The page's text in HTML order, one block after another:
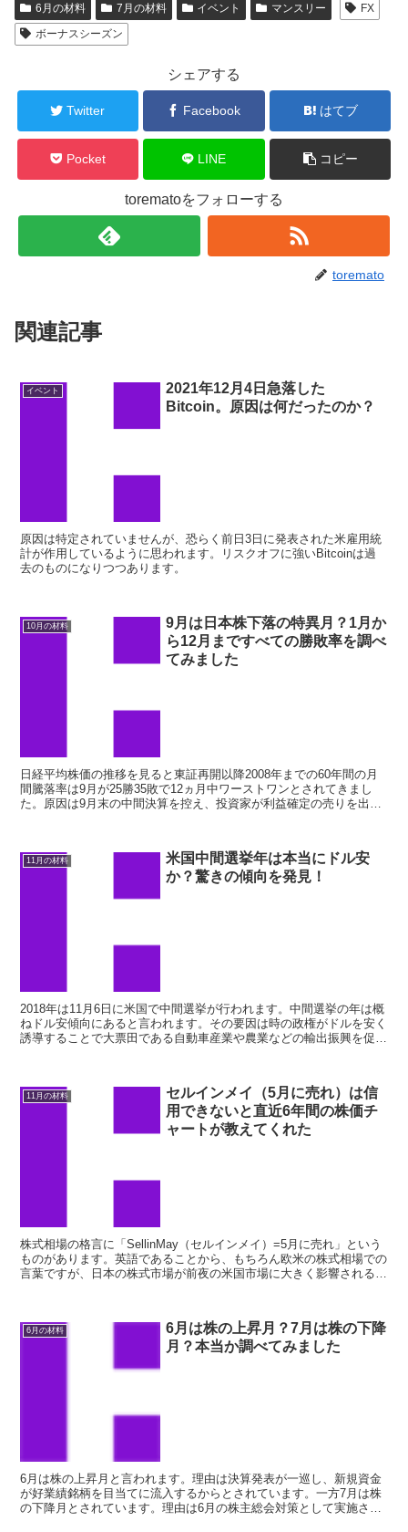
6月の材料 7月の材料 イベント マンスリー
FX
ボーナスシーズン
シェアする
Twitter Facebook はてブ
Pocket LINE コピー
torematoをフォローする
toremato
関連記事
イベント
2021年12月4日急落した
Bitcoin。原因は何だったのか？
原因は特定されていませんが、恐らく前日3日に発表された米雇用統
計が作用しているように思われます。リスクオフに強いBitcoinは過
去のものになりつつあります。
10月の材料
9月は日本株下落の特異月？1月か
ら12月まですべての勝敗率を調べ
てみました
日経平均株価の推移を見ると東証再開以降2008年までの60年間の月
間騰落率は9月が25勝35敗で12ヵ月中ワーストワンとされてきまし
た。原因は9月末の中間決算を控え、投資家が利益確定の売りを出す
11月の材料
米国中間選挙年は本当にドル安
か？驚きの傾向を発見！
2018年は11月6日に米国で中間選挙が行われます。中間選挙の年は概
ねドル安傾向にあると言われます。その要因は時の政権がドルを安く
誘導することで大票田である自動車産業や農業などの輸出振興を促す
11月の材料
セルインメイ（5月に売れ）は信
用できないと直近6年間の株価チ
ャートが教えてくれた
株式相場の格言に「SellinMay（セルインメイ）=5月に売れ」という
ものがあります。英語であることから、もちろん欧米の株式相場での
言葉ですが、日本の株式市場が前夜の米国市場に大きく影響されるこ
6月の材料
6月は株の上昇月？7月は株の下降
月？本当か調べてみました
6月は株の上昇月と言われます。理由は決算発表が一巡し、新規資金
が好業績銘柄を目当てに流入するからとされています。一方7月は株
の下降月とされています。理由は6月の株主総会対策として実施され